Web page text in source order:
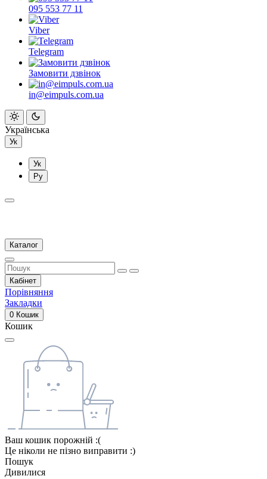
095 553 77 11
Viber
Telegram
Замовити дзвінок
in@eimpuls.com.ua
Українська
Ук
Ук
Ру
Каталог
Кабінет
Порівняння
Закладки
0 Кошик
Кошик
Ваш кошик порожній :(
Це ніколи не пізно виправити :)
Пошук
Дивилися